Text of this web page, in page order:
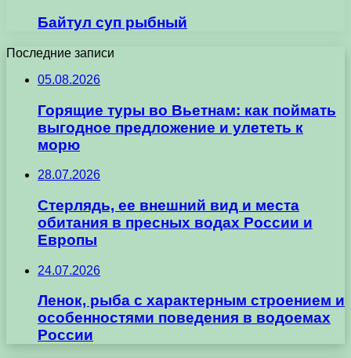
Байтул суп рыбный
Последние записи
05.08.2026
Горящие туры во Вьетнам: как поймать
выгодное предложение и улететь к
морю
28.07.2026
Стерлядь, ее внешний вид и места
обитания в пресных водах России и
Европы
24.07.2026
Ленок, рыба с характерным строением и
особенностями поведения в водоемах
России